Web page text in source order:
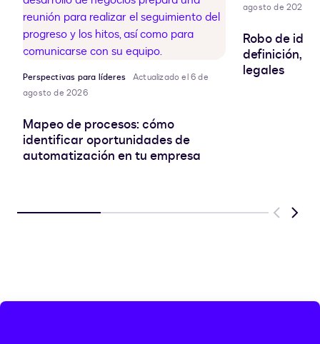
Perspectivas para líderes
Actualizado el 6 de
agosto de 2026
Mapeo de procesos: cómo
identificar oportunidades de
automatización en tu empresa
agosto de 2026
Robo de
definición,
legales
Previous
Next